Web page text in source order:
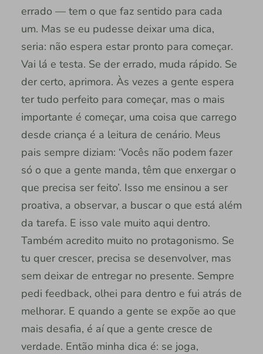
errado — tem o que faz sentido para cada
um. Mas se eu pudesse deixar uma dica,
seria: não espera estar pronto para começar.
Vai lá e testa. Se der errado, muda rápido. Se
der certo, aprimora. Às vezes a gente espera
ter tudo perfeito para começar, mas o mais
importante é começar, uma coisa que carrego
desde criança é a leitura de cenário. Meus
pais sempre diziam: ‘Vocês não podem fazer
só o que a gente manda, têm que enxergar o
que precisa ser feito’. Isso me ensinou a ser
proativa, a observar, a buscar o que está além
da tarefa. E isso vale muito aqui dentro.
Também acredito muito no protagonismo. Se
tu quer crescer, precisa se desenvolver, mas
sem deixar de entregar no presente. Sempre
pedi feedback, olhei para dentro e fui atrás de
melhorar. E quando a gente se expõe ao que
mais desafia, é aí que a gente cresce de
verdade. Então minha dica é: se joga,